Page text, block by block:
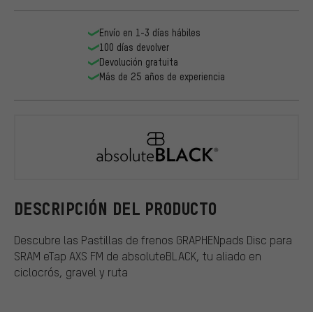
DESCRIPCIÓN DEL PRODUCTO
Descubre las Pastillas de frenos GRAPHENpads Disc para
SRAM eTap AXS FM de absoluteBLACK, tu aliado en
ciclocrós, gravel y ruta
Envío en 1-3 días hábiles
100 días devolver
Devolución gratuita
Más de 25 años de experiencia